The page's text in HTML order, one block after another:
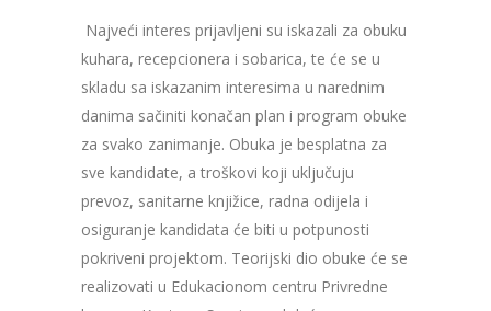
Najveći interes prijavljeni su iskazali za obuku
kuhara, recepcionera i sobarica, te će se u
skladu sa iskazanim interesima u narednim
danima sačiniti konačan plan i program obuke
za svako zanimanje. Obuka je besplatna za
sve kandidate, a troškovi koji uključuju
prevoz, sanitarne knjižice, radna odijela i
osiguranje kandidata će biti u potpunosti
pokriveni projektom. Teorijski dio obuke će se
realizovati u Edukacionom centru Privredne